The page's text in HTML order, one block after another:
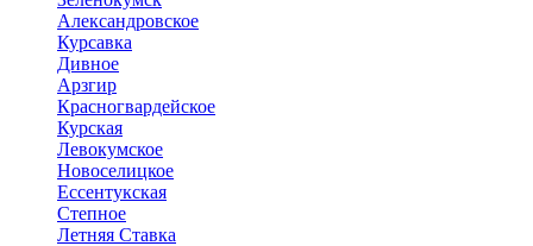
Александровское
Курсавка
Дивное
Арзгир
Красногвардейское
Курская
Левокумское
Новоселицкое
Ессентукская
Степное
Летняя Ставка